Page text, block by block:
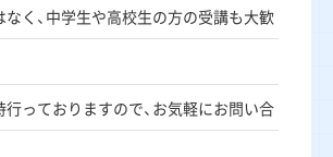
く、中学生や高校生の方の受講も大歓
っておりますので、お気軽にお問い合